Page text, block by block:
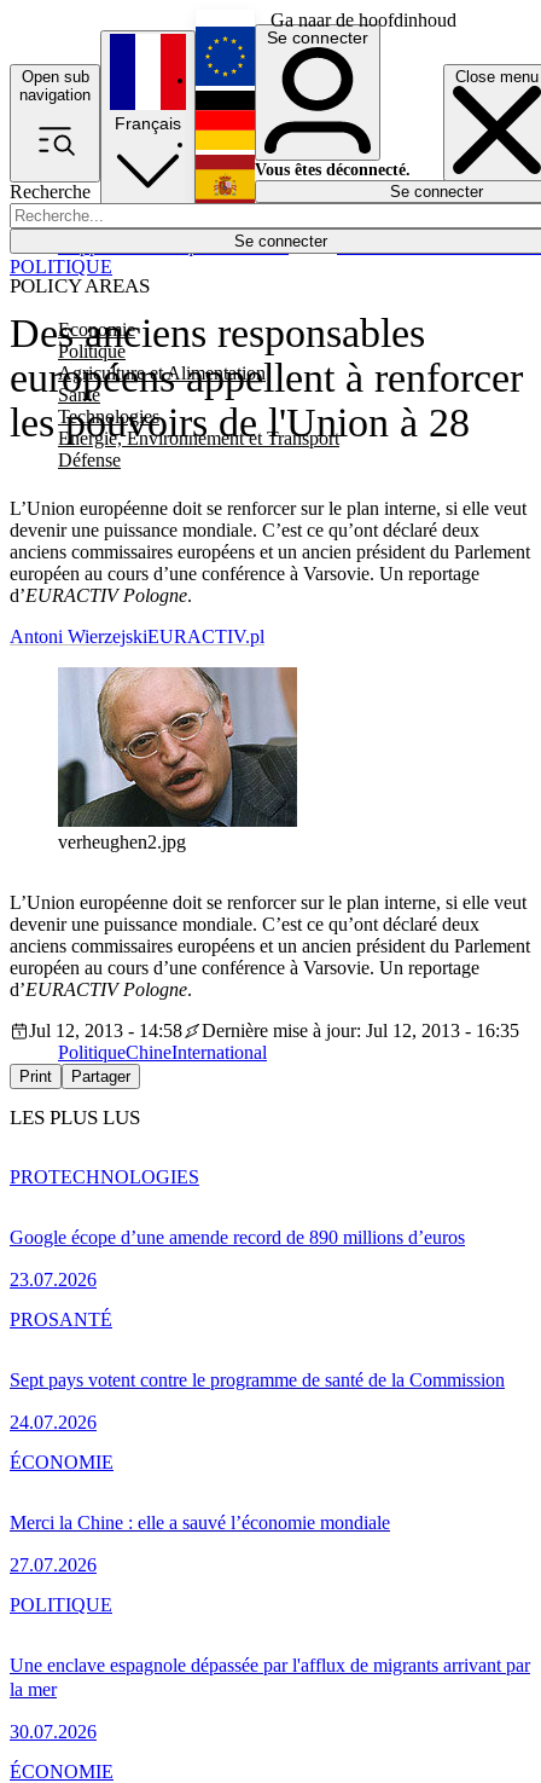
Ga naar de hoofdinhoud
Open sub
navigation
Close menu
Recherche
Se connecter
POLICY AREAS
Economie
Politique
Agriculture et Alimentation
Santé
Technologies
Energie, Environnement et Transport
Défense
Économie
Français
English
Deutsch
Español
Se connecter
Vous êtes déconnecté.
Se connecter
Des anciens responsables
européens appellent à renforcer
les pouvoirs de l'Union à 28
L’Union européenne doit se renforcer sur le plan interne, si elle veut
devenir une puissance mondiale. C’est ce qu’ont déclaré deux
anciens commissaires européens et un ancien président du Parlement
européen au cours d’une conférence à Varsovie. Un reportage
d’EURACTIVPologne.
POLITIQUE
Antoni WierzejskiEURACTIV.pl
verheughen2.jpg
L’Union européenne doit se renforcer sur le plan interne, si elle veut
devenir une puissance mondiale. C’est ce qu’ont déclaré deux
anciens commissaires européens et un ancien président du Parlement
européen au cours d’une conférence à Varsovie. Un reportage
d’EURACTIVPologne.
Jul 12, 2013 - 14:58
Dernière mise à jour: Jul 12, 2013 - 16:35
PolitiqueChineInternational
Print Partager
LES PLUS LUS
Google écope d’une amende record de 890 millions d’euros
23.07.2026
PROTECHNOLOGIES
Sept pays votent contre le programme de santé de la Commission
24.07.2026
PROSANTÉ
Merci la Chine : elle a sauvé l’économie mondiale
27.07.2026
ÉCONOMIE
Une enclave espagnole dépassée par l'afflux de migrants arrivant par
la mer
30.07.2026
POLITIQUE
ÉCONOMIE